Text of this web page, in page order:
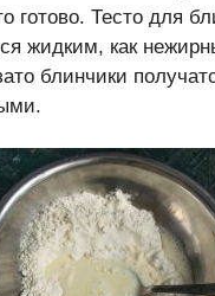
готово. Тесто для
жидким, как
блинчики